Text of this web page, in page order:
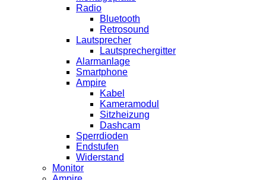
Radio
Bluetooth
Retrosound
Lautsprecher
Lautsprechergitter
Alarmanlage
Smartphone
Ampire
Kabel
Kameramodul
Sitzheizung
Dashcam
Sperrdioden
Endstufen
Widerstand
Monitor